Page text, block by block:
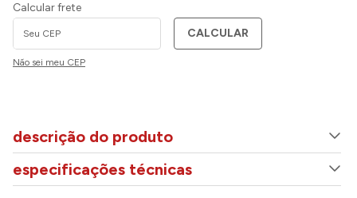
Calcular frete
CALCULAR
Não sei meu CEP
descrição do produto
especificações técnicas